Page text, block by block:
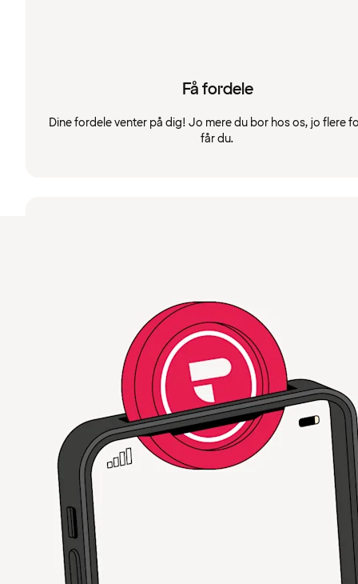
Få fordele
Dine fordele venter på dig! Jo mere du bor hos os, jo flere
får du.